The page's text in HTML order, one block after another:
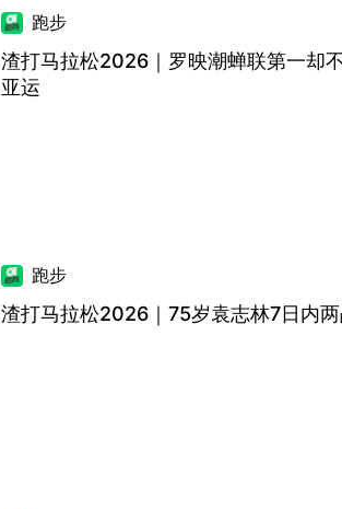
跑步
渣打马拉松2026｜罗映潮蝉联第一却
亚运
跑步
渣打马拉松2026｜75岁袁志林7日内